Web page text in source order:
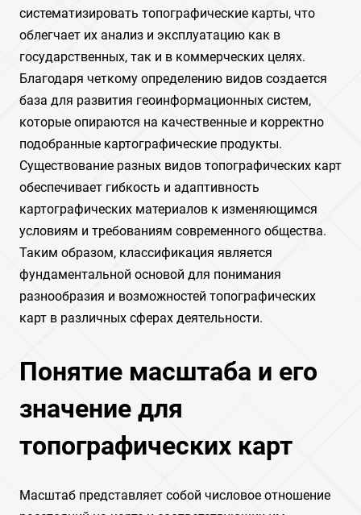
систематизировать топографические карты, что
облегчает их анализ и эксплуатацию как в
государственных, так и в коммерческих целях.
Благодаря четкому определению видов создается
база для развития геоинформационных систем,
которые опираются на качественные и корректно
подобранные картографические продукты.
Существование разных видов топографических карт
обеспечивает гибкость и адаптивность
картографических материалов к изменяющимся
условиям и требованиям современного общества.
Таким образом, классификация является
фундаментальной основой для понимания
разнообразия и возможностей топографических
карт в различных сферах деятельности.
Понятие масштаба и его
значение для
топографических карт
Масштаб представляет собой числовое отношение